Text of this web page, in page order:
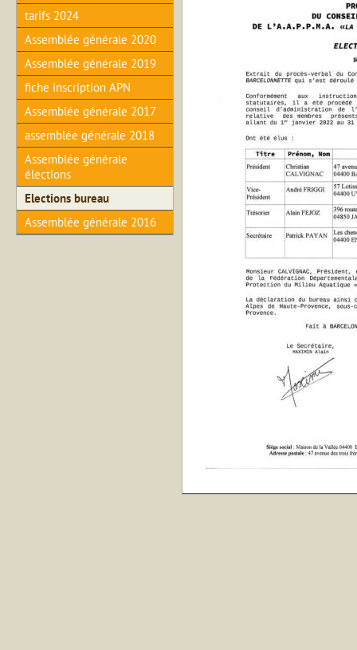
tarifs 2024
Assemblée générale 2020
Assemblée générale 2019
fiche inscription APN
Assemblée générale 2017
assemblée générale 2018
Assemblée générale
élections
Elections bureau
Assemblée générale 2016